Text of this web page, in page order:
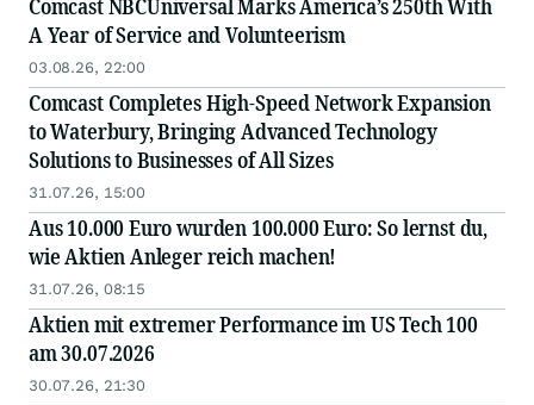
Comcast NBCUniversal Marks America’s 250th With
A Year of Service and Volunteerism
03.08.26, 22:00
Comcast Completes High-Speed Network Expansion
to Waterbury, Bringing Advanced Technology
Solutions to Businesses of All Sizes
31.07.26, 15:00
Aus 10.000 Euro wurden 100.000 Euro: So lernst du,
wie Aktien Anleger reich machen!
31.07.26, 08:15
Aktien mit extremer Performance im US Tech 100
am 30.07.2026
30.07.26, 21:30